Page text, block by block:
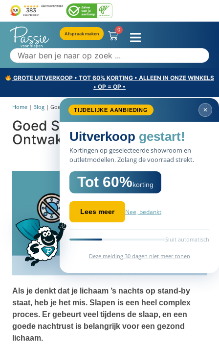
Afspraak maken
0
GROTE UITVERKOOP • TOT 60% KORTING • ALLEEN IN ONZE WINKELS
• OP = OP •
TIJDELIJKE AANBIEDING ✕
Uitverkoop gestart!
Kortingen op geselecteerde showroom en
outletmodellen. Zolang de voorraad strekt.
Tot 60%korting
Lees meer Nee, bedankt
Sluit automatisch
Deze melding 30 dagen niet meer tonen
Home | Blog | Goed Slapen, Goed Ontwaken!
Goed Slapen, Goed
Ontwaken!
Als je denkt dat je lichaam ’s nachts op stand-by
staat, heb je het mis. Slapen is een heel complex
proces. Er gebeurt veel tijdens de slaap, en een
goede nachtrust is belangrijk voor een gezond
lichaam.